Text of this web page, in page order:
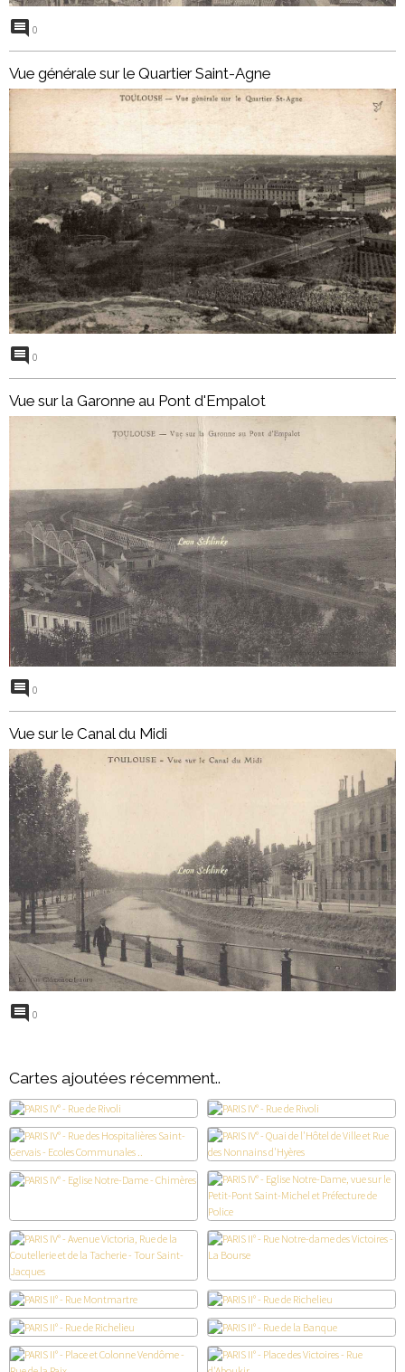
0
Vue générale sur le Quartier Saint-Agne
0
Vue sur la Garonne au Pont d'Empalot
0
Vue sur le Canal du Midi
0
Cartes ajoutées récemment..